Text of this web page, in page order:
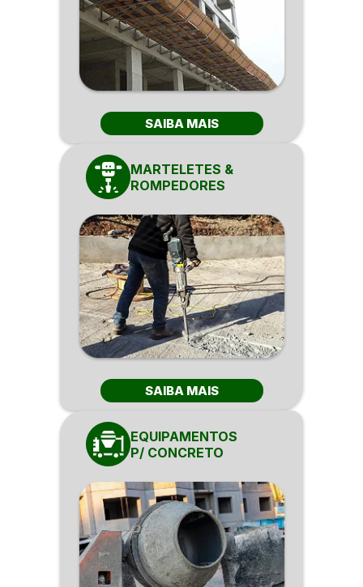
SAIBA MAIS
MARTELETES &
ROMPEDORES
SAIBA MAIS
EQUIPAMENTOS
P/ CONCRETO